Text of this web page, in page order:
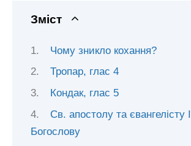
Зміст
Чому зникло кохання?
Тропар, глас 4
Кондак, глас 5
Св. апостолу та євангелісту
Богослову